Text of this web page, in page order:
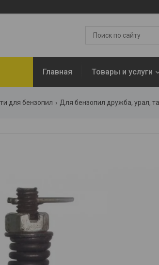
Главная Товары и услуги
для бензопил Для бензопил дружба, урал,